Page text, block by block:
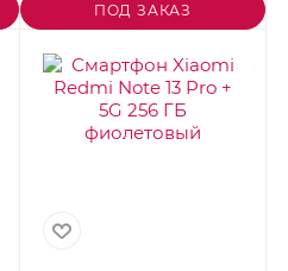
ПОД ЗАКАЗ